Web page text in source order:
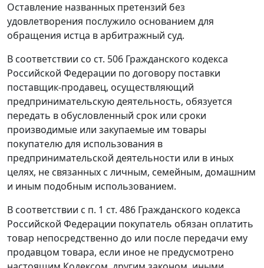
Оставление названных претензий без
удовлетворения послужило основанием для
обращения истца в арбитражный суд.
В соответствии со ст. 506 Гражданского кодекса
Российской Федерации по договору поставки
поставщик-продавец, осуществляющий
предпринимательскую деятельность, обязуется
передать в обусловленный срок или сроки
производимые или закупаемые им товары
покупателю для использования в
предпринимательской деятельности или в иных
целях, не связанных с личным, семейным, домашним
и иным подобным использованием.
В соответствии с п. 1 ст. 486 Гражданского кодекса
Российской Федерации покупатель обязан оплатить
товар непосредственно до или после передачи ему
продавцом товара, если иное не предусмотрено